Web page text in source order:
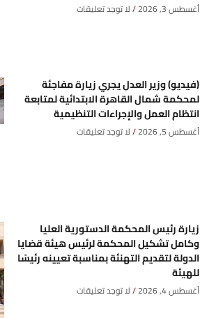
أغسطس 3, 2026 لا توجد تعليقات
(فيديو) وزير العدل يجري زيارة مفاجئة
لمحكمة شمال القاهرة الابتدائية لمتابعة
انتظام العمل والإجراءات التنظيمية
أغسطس 5, 2026 لا توجد تعليقات
زيارة رئيس المحكمة الدستورية العليا
وكامل تشكيل المحكمة لرئيس هيئة قضايا
الدولة لتقديم التهنئة بمناسبة تعيينه رئيسًا
للهيئة
أغسطس 4, 2026 لا توجد تعليقات